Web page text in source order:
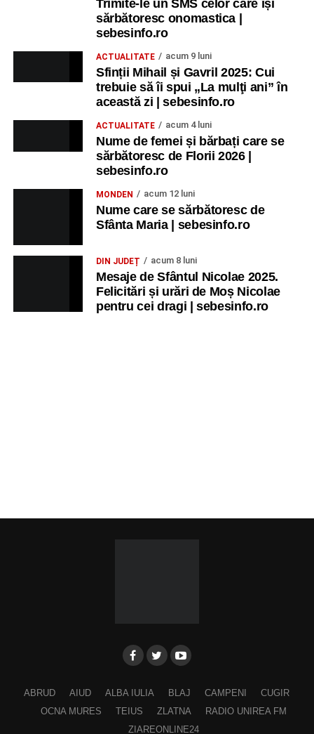
Trimite-le un SMS celor care își
sărbătoresc onomastica |
sebesinfo.ro
ACTUALITATE acum 9 luni
Sfinții Mihail și Gavril 2025: Cui
trebuie să îi spui „La mulţi ani” în
această zi | sebesinfo.ro
ACTUALITATE acum 4 luni
Nume de femei și bărbați care se
sărbătoresc de Florii 2026 |
sebesinfo.ro
MONDEN acum 12 luni
Nume care se sărbătoresc de
Sfânta Maria | sebesinfo.ro
DIN JUDEȚ acum 8 luni
Mesaje de Sfântul Nicolae 2025.
Felicitări și urări de Moș Nicolae
pentru cei dragi | sebesinfo.ro
ABRUD AIUD ALBA IULIA BLAJ CAMPENI
CUGIR
OCNA MURES
TEIUS ZLATNA
RADIO UNIREA FM
ZIAREONLINE24